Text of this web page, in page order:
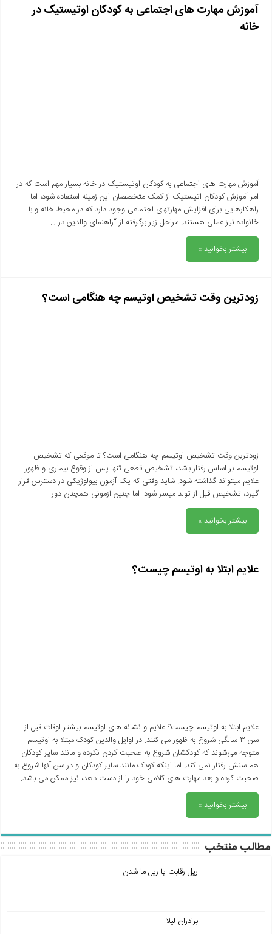
آموزش مهارت های اجتماعی به کودکان اوتیستیک در
خانه
آموزش مهارت های اجتماعی به کودکان اوتیستیک در خانه بسیار مهم است که در
امر آموزش کودکان اتیستیک از کمک متخصصان این زمینه استفاده شود، اما
راهکارهایی برای افزایش مهارتهای اجتماعی وجود دارد که در محیط خانه و با
خانواده نیز عملی هستند. مراحل زیر برگرفته از “راهنمای والدین در …
بیشتر بخوانید »
زودترین وقت تشخیص اوتیسم چه هنگامی است؟
زودترین وقت تشخیص اوتیسم چه هنگامی است؟ تا موقعی که تشخیص
اوتیسم بر اساس رفتار باشد، تشخیص قطعی تنها پس از وقوع بیماری و ظهور
علایم میتواند گذاشته شود. شاید وقتی که یک آزمون بیولوژیکی در دسترس قرار
گیرد، تشخیص قبل از تولد میسر شود. اما چنین آزمونی همچنان دور …
بیشتر بخوانید »
علایم ابتلا به اوتیسم چیست؟
علایم ابتلا به اوتیسم چیست؟ علایم و نشانه های اوتیسم بیشتر اوقات قبل از
سن ۳ سالگی شروع به ظهور می کنند. در اوایل والدین کودک مبتلا به اوتیسم
متوجه می‌شوند که کودکشان شروع به صحبت کردن نکرده و مانند سایر کودکان
هم سنش رفتار نمی کند. اما اینکه کودک مانند سایر کودکان و در سن آنها شروع به
صحبت کرده و بعد مهارت های کلامی خود را از دست دهد، نیز ممکن می باشد.
بیشتر بخوانید »
مطالب منتخب
ریل رقابت یا ریل ما شدن
برادران لیلا